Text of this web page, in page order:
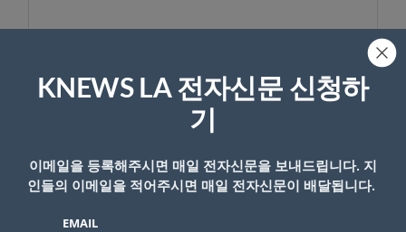
이름
KNEWS LA 전자신문 신청하
기
이메일을 등록해주시면 매일 전자신문을 보내드립니다. 지
인들의 이메일을 적어주시면 매일 전자신문이 배달됩니다.
EMAIL